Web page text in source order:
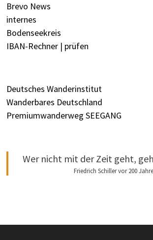
Brevo News
internes
Bodenseekreis
IBAN-Rechner | prüfen
Deutsches Wanderinstitut
Wanderbares Deutschland
Premiumwanderweg SEEGANG
Wer nicht mit der Zeit geht,
Friedrich Schiller vor 200